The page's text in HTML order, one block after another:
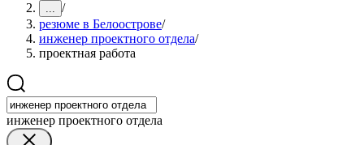
... /
резюме в Белоострове/
инженер проектного отдела/
проектная работа
инженер проектного отдела